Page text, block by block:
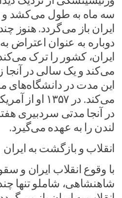
سه ماه به طول می‌کشد
ایران باز می‌گردد. هنوز
دوباره به عنوان
ایران، کشور را ترک
می‌کند و یک سالی در آنجا
این مدت در دانشگاه‌های
می‌کند. در ۱۳۵۷
در آنجا مدتی سردبیری
لندن را به عهده می‌گیرد.
انقلاب و بازگشت به ایران
با وقوع انقلاب ایران و
شاهنشاهی، شاملو تنها